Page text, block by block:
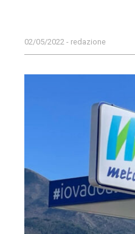
02/05/2022 - redazione